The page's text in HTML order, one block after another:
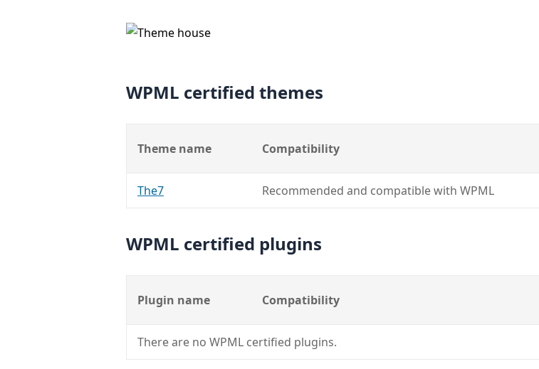
WPML certified themes
Theme name Compatibility
The7 Recommended and compatible with WPML
WPML certified plugins
Plugin name Compatibility
There are no WPML certified plugins.